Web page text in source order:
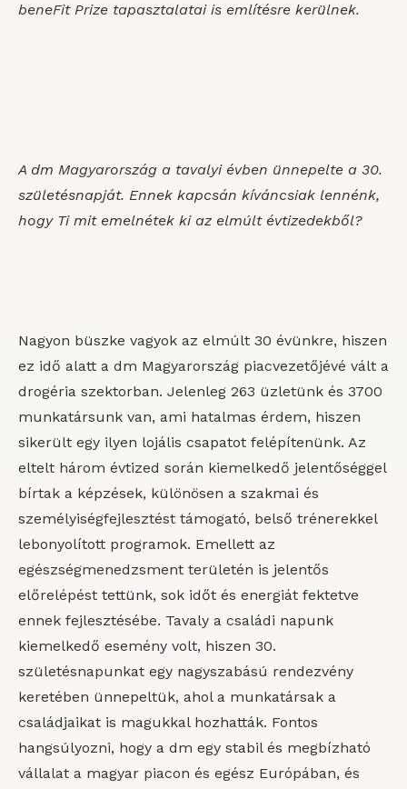
beneFit Prize tapasztalatai is említésre kerülnek.
A dm Magyarország a tavalyi évben ünnepelte a 30.
születésnapját. Ennek kapcsán kíváncsiak lennénk,
hogy Ti mit emelnétek ki az elmúlt évtizedekből?
Nagyon büszke vagyok az elmúlt 30 évünkre, hiszen
ez idő alatt a dm Magyarország piacvezetőjévé vált a
drogéria szektorban. Jelenleg 263 üzletünk és 3700
munkatársunk van, ami hatalmas érdem, hiszen
sikerült egy ilyen lojális csapatot felépítenünk. Az
eltelt három évtized során kiemelkedő jelentőséggel
bírtak a képzések, különösen a szakmai és
személyiségfejlesztést támogató, belső trénerekkel
lebonyolított programok. Emellett az
egészségmenedzsment területén is jelentős
előrelépést tettünk, sok időt és energiát fektetve
ennek fejlesztésébe. Tavaly a családi napunk
kiemelkedő esemény volt, hiszen 30.
születésnapunkat egy nagyszabású rendezvény
keretében ünnepeltük, ahol a munkatársak a
családjaikat is magukkal hozhatták. Fontos
hangsúlyozni, hogy a dm egy stabil és megbízható
vállalat a magyar piacon és egész Európában, és